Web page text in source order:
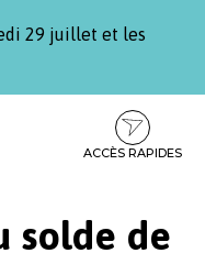
29 juillet et les
ACCÈS RAPIDES
solde de